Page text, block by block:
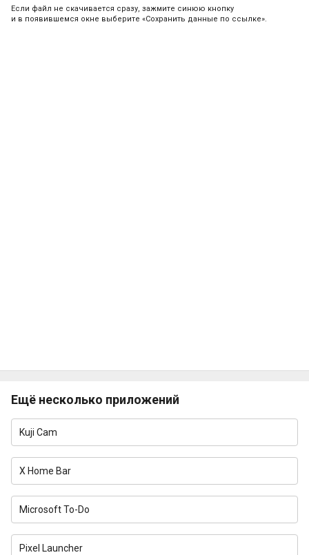
Если файл не скачивается сразу, зажмите синюю кнопку
и в появившемся окне выберите «Сохранить данные по ссылке».
Ещё несколько приложений
Kuji Cam
X Home Bar
Microsoft To-Do
Pixel Launcher